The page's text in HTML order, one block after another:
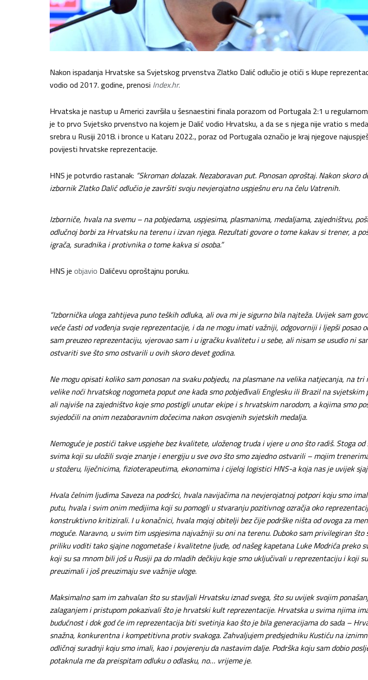
Nakon ispadanja Hrvatske sa Svjetskog prvenstva Zlatko Dalić odlučio je otići s klupe
vodio od 2017. godine, prenosi Index.hr.
Hrvatska je nastup u Americi završila u šesnaestini finala porazom od Portugala 2:1 u
je to prvo Svjetsko prvenstvo na kojem je Dalić vodio Hrvatsku, a da se s njega nije vratio s
srebra u Rusiji 2018. i bronce u Kataru 2022., poraz od Portugala označio je kraj njegove
povijesti hrvatske reprezentacije.
HNS je potvrdio rastanak: “Skroman dolazak. Nezaboravan put. Ponosan oproštaj. Nakon skoro
izbornik Zlatko Dalić odlučio je završiti svoju nevjerojatno uspješnu eru na čelu Vatrenih.
Izborniče, hvala na svemu – na pobjedama, uspjesima, plasmanima, medaljama, zajedništvu,
odlučnoj borbi za Hrvatsku na terenu i izvan njega. Rezultati govore o tome kakav si trener, a
igrača, suradnika i protivnika o tome kakva si osoba.”
HNS je objavio Dalićevu oproštajnu poruku.
“Izbornička uloga zahtijeva puno teških odluka, ali ova mi je sigurno bila najteža. Uvijek sam
veće časti od vođenja svoje reprezentacije, i da ne mogu imati važniji, odgovorniji i ljepši posao
sam preuzeo reprezentaciju, vjerovao sam i u igračku kvalitetu i u sebe, ali nisam se usudio ni
ostvariti sve što smo ostvarili u ovih skoro devet godina.
Ne mogu opisati koliko sam ponosan na svaku pobjedu, na plasmane na velika natjecanja, na tri
velike noći hrvatskog nogometa poput one kada smo pobjeđivali Englesku ili Brazil na svjetskim
ali najviše na zajedništvo koje smo postigli unutar ekipe i s hrvatskim narodom, a kojima smo
svjedočili na onim nezaboravnim dočecima nakon osvojenih svjetskih medalja.
Nemoguće je postići takve uspjehe bez kvalitete, uloženog truda i vjere u ono što radiš. Stoga od
svima koji su uložili svoje znanje i energiju u sve ovo što smo zajedno ostvarili – mojim
u stožeru, liječnicima, fizioterapeutima, ekonomima i cijeloj logistici HNS-a koja nas je uvijek
Hvala čelnim ljudima Saveza na podršci, hvala navijačima na nevjerojatnoj potpori koju smo
putu, hvala i svim onim medijima koji su pomogli u stvaranju pozitivnog ozračja oko
konstruktivno kritizirali. I u konačnici, hvala mojoj obitelji bez čije podrške ništa od ovoga za
moguće. Naravno, u svim tim uspjesima najvažniji su oni na terenu. Duboko sam privilegiran što
priliku voditi tako sjajne nogometaše i kvalitetne ljude, od našeg kapetana Luke Modrića preko
koji su sa mnom bili još u Rusiji pa do mladih dečkiju koje smo uključivali u reprezentaciju i koji
preuzimali i još preuzimaju sve važnije uloge.
Maksimalno sam im zahvalan što su stavljali Hrvatsku iznad svega, što su uvijek svojim
zalaganjem i pristupom pokazivali što je hrvatski kult reprezentacije. Hrvatska u svima njima
budućnost i dok god će im reprezentacija biti svetinja kao što je bila generacijama do sada –
snažna, konkurentna i kompetitivna protiv svakoga.Zahvaljujem predsjedniku Kustiću na
odličnoj suradnji koju smo imali, kao i povjerenju da nastavim dalje. Podrška koju sam dobio
potaknula me da preispitam odluku o odlasku, no… vrijeme je.